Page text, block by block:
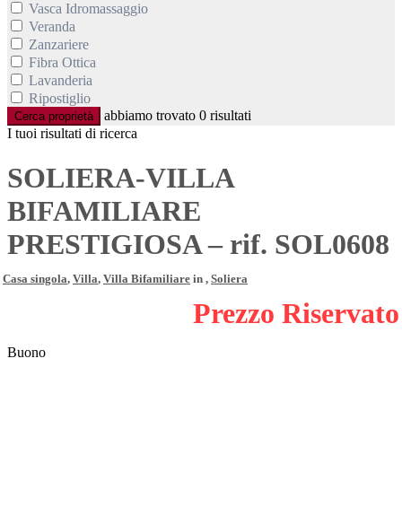
Vasca Idromassaggio
Veranda
Zanzariere
Fibra Ottica
Lavanderia
Ripostiglio
Cerca proprietà abbiamo trovato 0 risultati
I tuoi risultati di ricerca
SOLIERA-VILLA
BIFAMILIARE
PRESTIGIOSA – rif. SOL0608
Casa singola, Villa, Villa Bifamiliare in , Soliera
Prezzo Riservato
Buono